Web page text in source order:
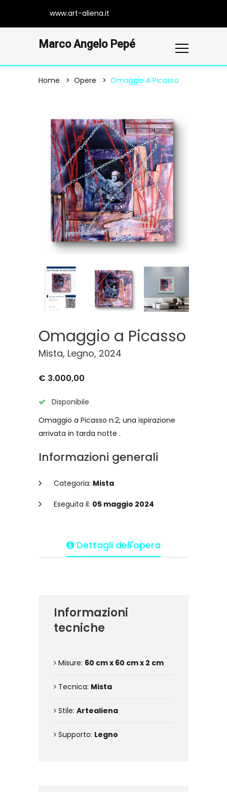
www.art-aliena.it
Marco Angelo Pepé
Home Opere Omaggio A Picasso
Omaggio a Picasso
Mista, Legno, 2024
€ 3.000,00
Disponibile
Omaggio a Picasso n.2; una ispirazione
arrivata in tarda notte .
Informazioni generali
Categoria: Mista
Eseguita il: 05 maggio 2024
Dettagli dell'opera
Informazioni
tecniche
Misure: 60 cm x 60 cm x 2 cm
Tecnica: Mista
Stile: Artealiena
Supporto: Legno